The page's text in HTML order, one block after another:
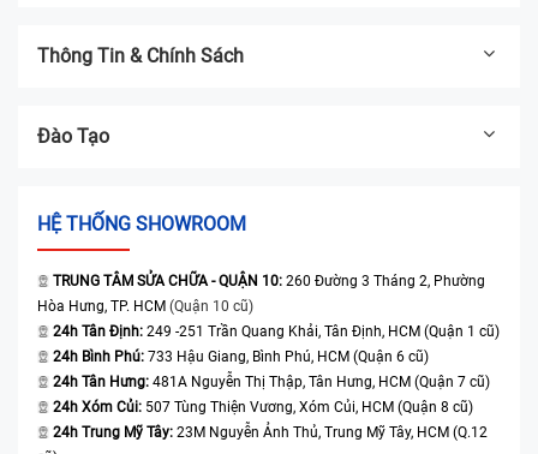
Thông Tin & Chính Sách
Đào Tạo
HỆ THỐNG SHOWROOM
TRUNG TÂM SỬA CHỮA - QUẬN 10: 260 Đường 3 Tháng 2, Phường
Hòa Hưng, TP. HCM (Quận 10 cũ)
24h Tân Định: 249 -251 Trần Quang Khải, Tân Định, HCM (Quận 1 cũ)
24h Bình Phú: 733 Hậu Giang, Bình Phú, HCM (Quận 6 cũ)
24h Tân Hưng: 481A Nguyễn Thị Thập, Tân Hưng, HCM (Quận 7 cũ)
24h Xóm Củi: 507 Tùng Thiện Vương, Xóm Củi, HCM (Quận 8 cũ)
24h Trung Mỹ Tây: 23M Nguyễn Ảnh Thủ, Trung Mỹ Tây, HCM (Q.12